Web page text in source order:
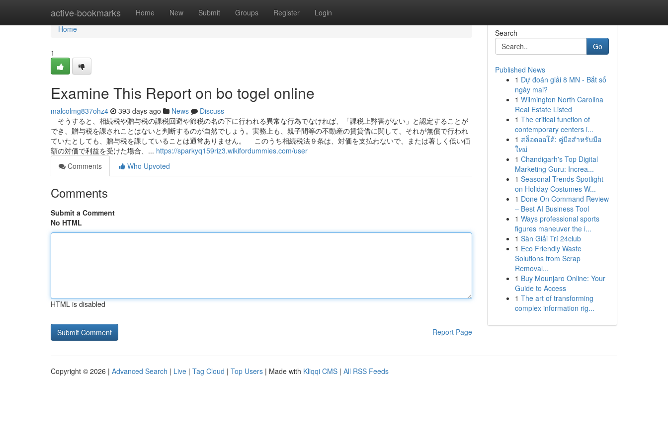
active-bookmarks Home New Submit Groups Register Login
Home
Home
1
Examine This Report on bo togel online
malcolmg837ohz4 393 days ago News
Discuss
そうすると、相続税や贈与税の課税回避や節税の名の下に行われる異常な行為でなければ、「課税上弊害がない」と認定することが
でき、贈与税を課されことはないと判断するのが自然でしょう。実務上も、親子間等の不動産の賃貸借に関して、それが無償で行われ
ていたとしても、贈与税を課していることは通常ありません。 このうち相続税法９条は、対価を支払わないで、または著しく低い価
額の対価で利益を受けた場合、... https://sparkyq159riz3.wikifordummies.com/user
Comments
Who Upvoted
Comments
Submit a Comment
No HTML
HTML is disabled
Report Page
Search
Go
Published News
1 Dự đoán giải 8 MN - Bắt số
ngày mai?
1 Wilmington North Carolina
Real Estate Listed
1 The critical function of
contemporary centers i...
1 สล็อตออโต้: คู่มือสำหรับมือ
ใหม่
1 Chandigarh's Top Digital
Marketing Guru: Increa...
1 Seasonal Trends Spotlight
on Holiday Costumes W...
1 Done On Command Review
– Best AI Business Tool
1 Ways professional sports
figures maneuver the i...
1 Sàn Giải Trí 24club
1 Eco Friendly Waste
Solutions from Scrap
Removal...
1 Buy Mounjaro Online: Your
Guide to Access
1 The art of transforming
complex information rig...
Copyright © 2026 | Advanced Search | Live | Tag Cloud | Top Users | Made with Kliqqi CMS | All RSS Feeds